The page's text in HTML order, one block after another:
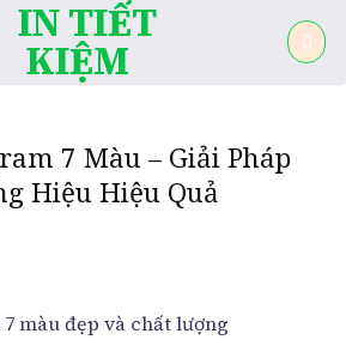
7 Màu – Giải Pháp
Hiệu Hiệu Quả